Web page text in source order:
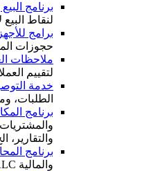
برنامج
لنقاط البيع
برامج
حجوزات
ملاحظات
لتقييم
خدمة
الطلبات،
برنامج
والتقارير،
برنامج
والمالية BIM CALC